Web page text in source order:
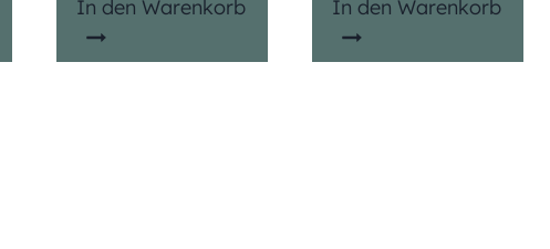
In den Warenkorb In den Warenkorb